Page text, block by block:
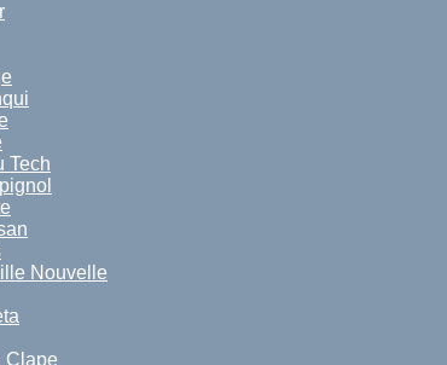
Tech
Nouvelle
Clape